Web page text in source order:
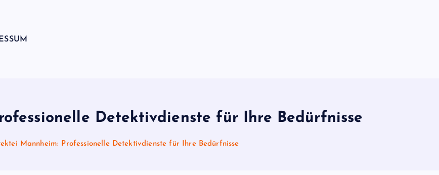
Detektivdienste für Ihre Bedürfnisse
Mannheim: Professionelle Detektivdienste für Ihre Bedürfnisse